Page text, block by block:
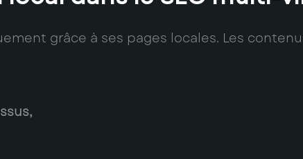
grâce à ses pages locales. Les